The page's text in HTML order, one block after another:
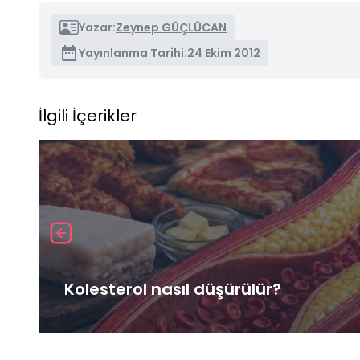
Yazar:Zeynep GÜÇLÜCAN
Yayınlanma Tarihi:24 Ekim 2012
İlgili İçerikler
Kolesterol nasıl düşürülür?